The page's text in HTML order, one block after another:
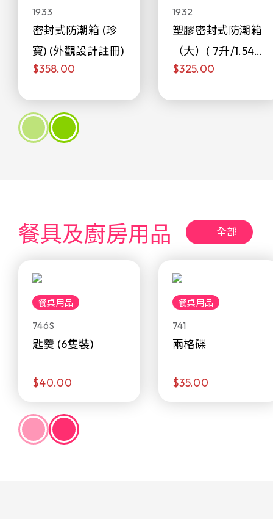
1933
密封式防潮箱 (珍
寶) (外觀設計註冊)
$358.00
1932
塑膠密封式防潮箱
（大）( 7升/1.54加
侖)
$325.00
餐具及廚房用品 全部
餐桌用品
746S
匙羹 (6隻裝)
$40.00
餐桌用品
741
兩格碟
$35.00